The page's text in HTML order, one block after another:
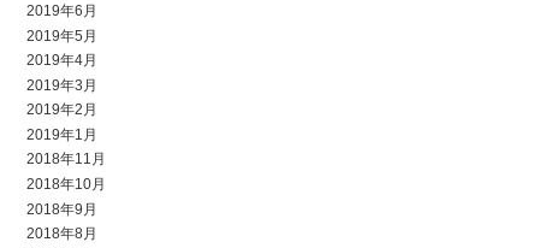
2019年6月
2019年5月
2019年4月
2019年3月
2019年2月
2019年1月
2018年11月
2018年10月
2018年9月
2018年8月